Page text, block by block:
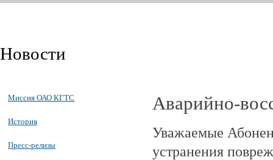
Новости
Миссия ОАО КГТС
История
Пресс-релизы
Аварийно-
Уважаемые
устранения